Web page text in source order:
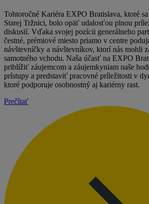
Tohtoročné Kariéra EXPO Bratislava, ktoré
Starej Tržnici, bolo opäť udalosťou plnou
diskusií. Vďaka svojej pozícii generálneho
čestné, prémiové miesto priamo v centre
návštevníčky a návštevníkov, ktorí nás mohli
samotného vchodu. Naša účasť na EXPO
priblížiť záujemcom a záujemkyniam naše
prístupy a predstaviť pracovné príležitosti v
ktoré podporuje osobnostný aj kariérny rast.
Prečítať